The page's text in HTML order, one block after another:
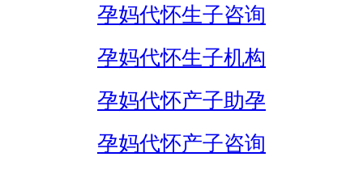
孕妈代怀生子咨询
孕妈代怀生子机构
孕妈代怀产子助孕
孕妈代怀产子咨询